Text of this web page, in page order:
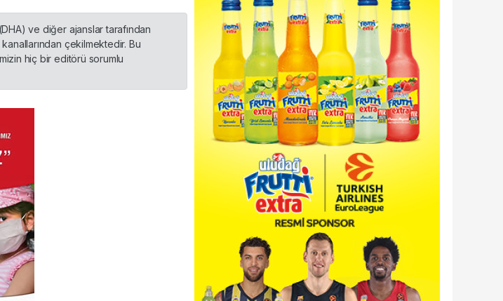
ve diğer ajanslar tarafından
çekilmektedir. Bu
hiç bir editörü sorumlu